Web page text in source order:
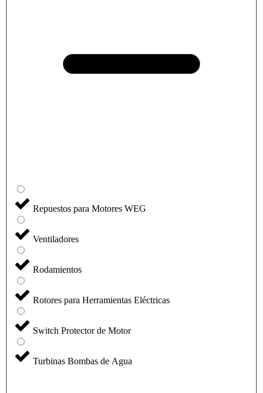
Repuestos para Motores WEG
Ventiladores
Rodamientos
Rotores para Herramientas Eléctricas
Switch Protector de Motor
Turbinas Bombas de Agua